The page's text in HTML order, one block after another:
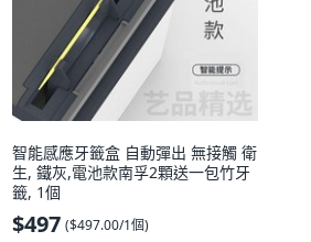
智能感應牙籤盒 自動彈出 無接觸 衛
生, 鐵灰,電池款南孚2顆送一包竹牙
籤, 1個
$497 ($497.00/1個)